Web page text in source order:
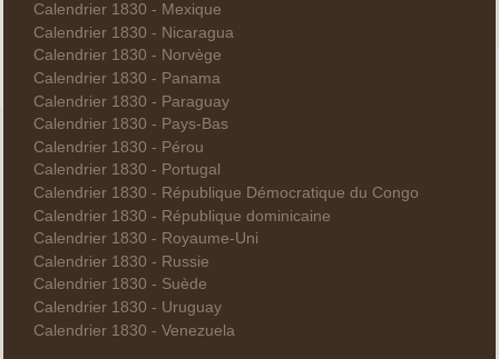
Calendrier 1830 - Mexique
Calendrier 1830 - Nicaragua
Calendrier 1830 - Norvège
Calendrier 1830 - Panama
Calendrier 1830 - Paraguay
Calendrier 1830 - Pays-Bas
Calendrier 1830 - Pérou
Calendrier 1830 - Portugal
Calendrier 1830 - République Démocratique du Congo
Calendrier 1830 - République dominicaine
Calendrier 1830 - Royaume-Uni
Calendrier 1830 - Russie
Calendrier 1830 - Suède
Calendrier 1830 - Uruguay
Calendrier 1830 - Venezuela